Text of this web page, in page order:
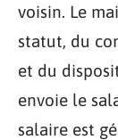
voisin. Le
statut, du
et du
envoie le
salaire est